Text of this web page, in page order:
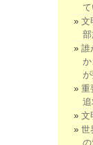
て
文
誰
重
追
文
世